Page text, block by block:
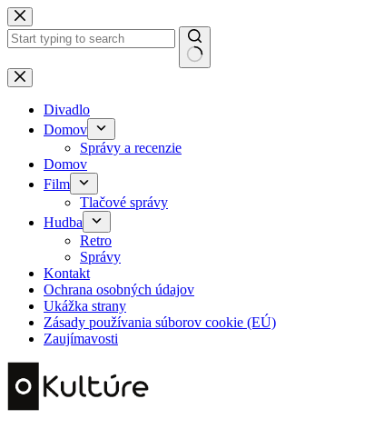
Skip
to
content
No
results
Divadlo
Domov
Správy a recenzie
Domov
Film
Tlačové správy
Hudba
Retro
Správy
Kontakt
Ochrana osobných údajov
Ukážka strany
Zásady používania súborov cookie (EÚ)
Zaujímavosti